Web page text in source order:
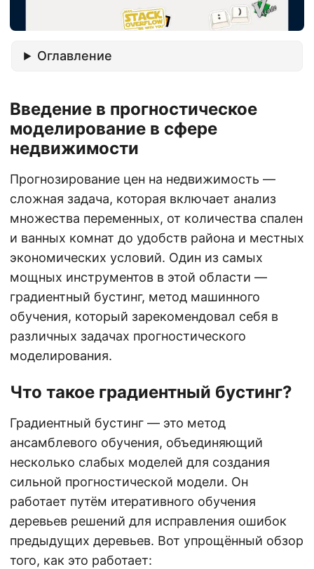
Оглавление
Введение в прогностическое
моделирование в сфере
недвижимости
Прогнозирование цен на недвижимость —
сложная задача, которая включает анализ
множества переменных, от количества спален
и ванных комнат до удобств района и местных
экономических условий. Один из самых
мощных инструментов в этой области —
градиентный бустинг, метод машинного
обучения, который зарекомендовал себя в
различных задачах прогностического
моделирования.
Что такое градиентный бустинг?
Градиентный бустинг — это метод
ансамблевого обучения, объединяющий
несколько слабых моделей для создания
сильной прогностической модели. Он
работает путём итеративного обучения
деревьев решений для исправления ошибок
предыдущих деревьев. Вот упрощённый обзор
того, как это работает: